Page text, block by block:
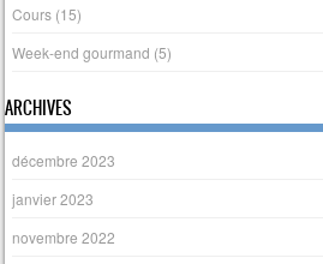
Cours (15)
Week-end gourmand (5)
ARCHIVES
décembre 2023
janvier 2023
novembre 2022